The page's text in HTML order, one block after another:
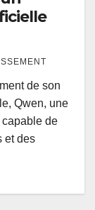
de son
Qwen, une
de
et des